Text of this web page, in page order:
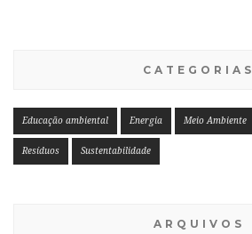
CATEGORIAS
Educação ambiental Energia Meio Ambiente
Resíduos Sustentabilidade
ARQUIVOS